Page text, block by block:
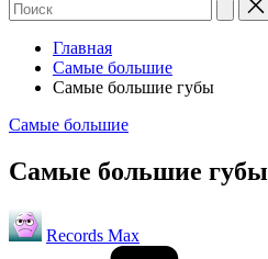
Главная
Самые большие
Самые большие губы
Опубликовано
Самые большие
Самые большие губы
Запись
от
Records Max